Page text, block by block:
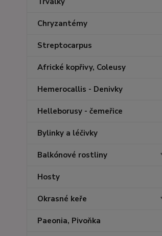
Chryzantémy
Streptocarpus
Africké kopřivy, Coleusy
Hemerocallis - Denivky
Helleborusy - čemeřice
Bylinky a léčivky
Balkónové rostliny
Hosty
Okrasné keře
Paeonia, Pivoňka